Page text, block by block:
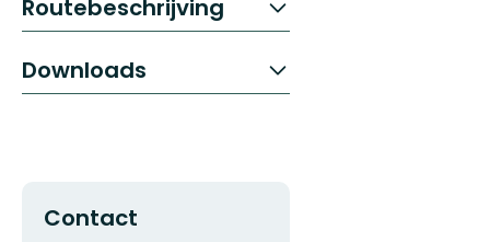
Routebeschrijving
Downloads
Contact